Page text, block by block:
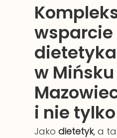
wsparcie
dietetyka
w Mińsku
i nie tylko
Jako dietetyk, a